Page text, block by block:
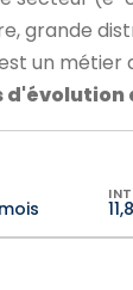
grande
un métier
d'évolution